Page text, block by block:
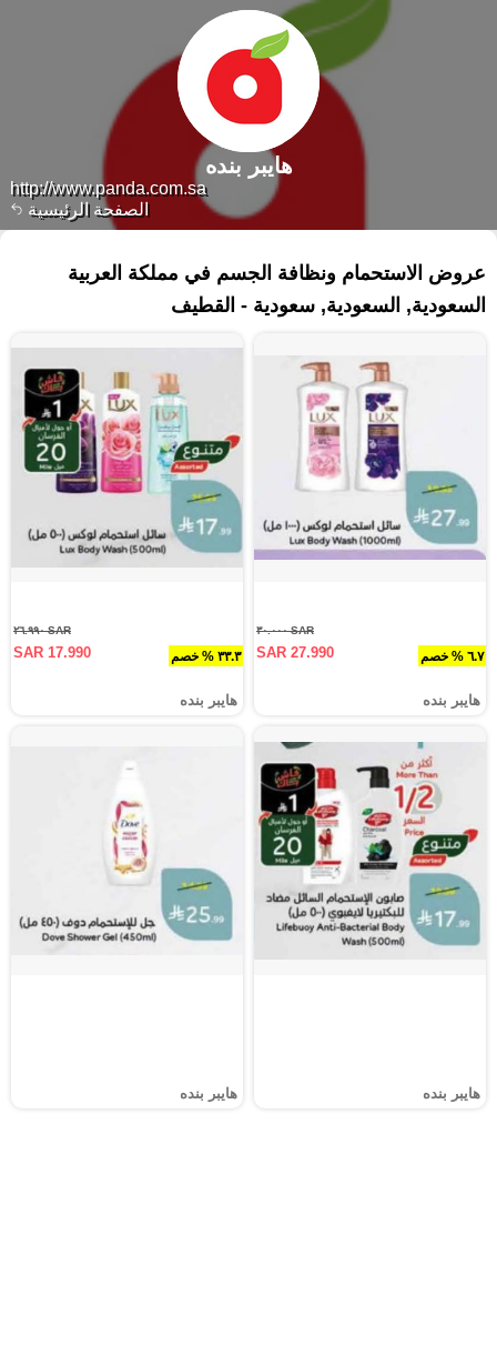
الصفحة الرئيسية
http://www.panda.com.sa
هايبر بنده
عروض الاستحمام ونظافة الجسم في مملكة العربية
السعودية, السعودية, سعودية - القطيف‎
٦.٧ % خصم
SAR ٣٠.٠٠٠
SAR 27.990
هايبر بنده
٣٣.٣ % خصم
SAR ٢٦.٩٩٠
SAR 17.990
هايبر بنده
هايبر بنده هايبر بنده